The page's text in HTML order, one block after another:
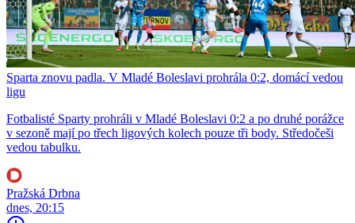
Sparta znovu padla. V Mladé Boleslavi prohrála 0:2, domácí vedou
ligu
Fotbalisté Sparty prohráli v Mladé Boleslavi 0:2 a po druhé porážce
v sezoně mají po třech ligových kolech pouze tři body. Středočeši
vedou tabulku.
Pražská Drbna
dnes, 20:15